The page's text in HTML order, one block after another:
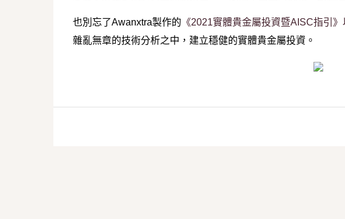
也別忘了Awanxtra製作的 《2021實體貴金屬投資暨AISC指引
雜亂無章的技術分析之中，建立穩健的實體貴金屬投資。